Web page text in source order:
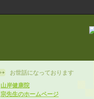
お世話になっております
山岸健康院
宗先生のホームページ